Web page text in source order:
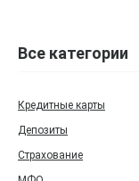
Все категории
Кредитные карты
Депозиты
Страхование